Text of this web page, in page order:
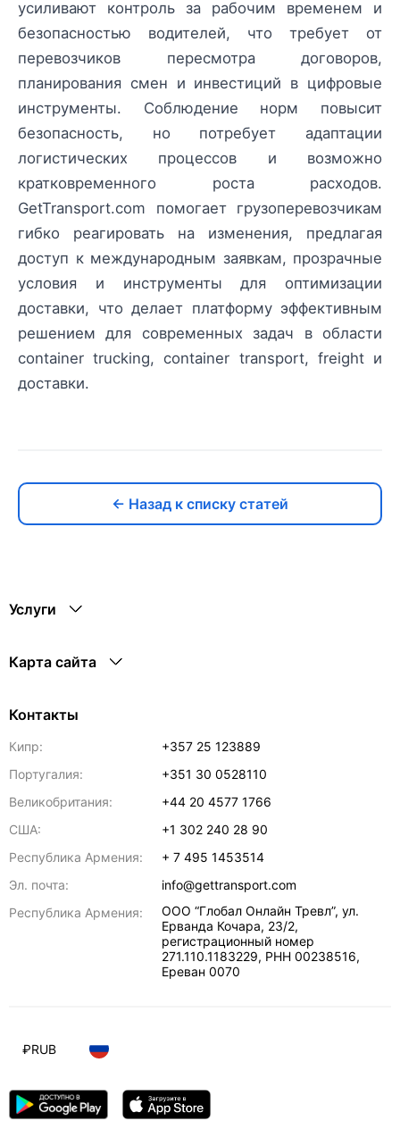
усиливают контроль за рабочим временем и
безопасностью водителей, что требует от
перевозчиков пересмотра договоров,
планирования смен и инвестиций в цифровые
инструменты. Соблюдение норм повысит
безопасность, но потребует адаптации
логистических процессов и возможно
кратковременного роста расходов.
GetTransport.com помогает грузоперевозчикам
гибко реагировать на изменения, предлагая
доступ к международным заявкам, прозрачные
условия и инструменты для оптимизации
доставки, что делает платформу эффективным
решением для современных задач в области
container trucking, container transport, freight и
доставки.
← Назад к списку статей
Услуги
Карта сайта
Контакты
Кипр:
+357 25 123889
Португалия:
+351 30 0528110
Великобритания:
+44 20 4577 1766
США:
+1 302 240 28 90
Республика Армения:
+ 7 495 1453514
Эл. почта:
info@gettransport.com
Республика Армения:
ООО “Глобал Онлайн Тревл”, ул.
Ерванда Кочара, 23/2,
регистрационный номер
271.110.1183229, РНН 00238516,
Ереван 0070
₽RUB